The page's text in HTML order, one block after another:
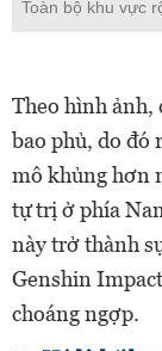
Toàn bộ khu vực
Theo hình ảnh,
bao phủ, do đó
mô khủng hơn
tự trị ở phía
này trở thành
Genshin
choáng ngợp.